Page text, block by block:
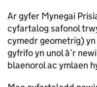
Ar gyfer Mynegai
cyfartalog safonol
cymedr geometrig)
gyfrifo yn unol â’r
blaenorol ac ymlaen